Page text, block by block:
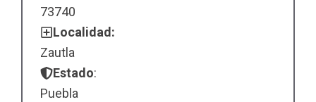
73740
Localidad:
Zautla
Estado:
Puebla